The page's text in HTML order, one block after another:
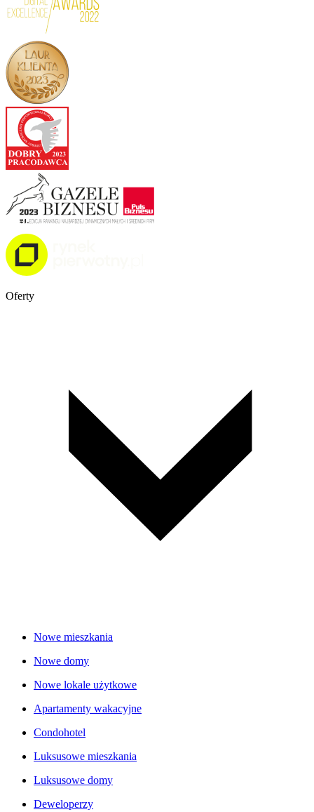
Oferty
Nowe mieszkania
Nowe domy
Nowe lokale użytkowe
Apartamenty wakacyjne
Condohotel
Luksusowe mieszkania
Luksusowe domy
Deweloperzy